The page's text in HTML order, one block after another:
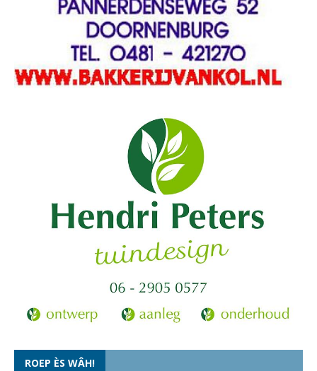
ROEP ÈS WÂH!